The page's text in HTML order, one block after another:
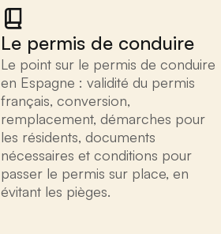
Le permis de conduire
Le point sur le permis de conduire
en Espagne : validité du permis
français, conversion,
remplacement, démarches pour
les résidents, documents
nécessaires et conditions pour
passer le permis sur place, en
évitant les pièges.